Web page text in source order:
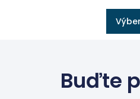
Buďte